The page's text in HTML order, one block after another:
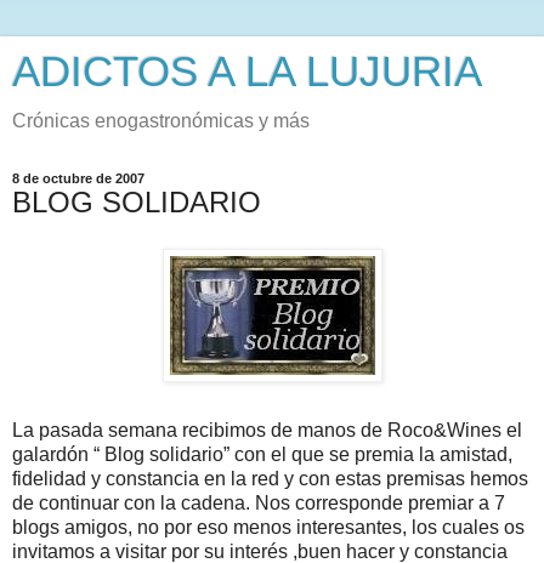
ADICTOS A LA LUJURIA
Crónicas enogastronómicas y más
8 de octubre de 2007
BLOG SOLIDARIO
La pasada semana recibimos de manos de Roco&Wines el
galardón “ Blog solidario” con el que se premia la amistad,
fidelidad y constancia en la red y con estas premisas hemos
de continuar con la cadena. Nos corresponde premiar a 7
blogs amigos, no por eso menos interesantes, los cuales os
invitamos a visitar por su interés ,buen hacer y constancia